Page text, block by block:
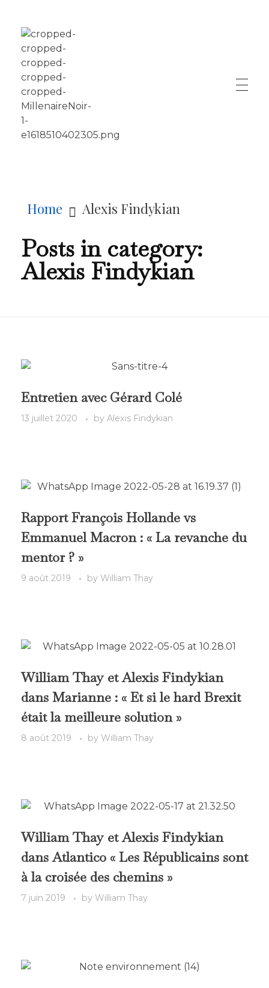
Home Alexis Findykian
Posts in category:
Alexis Findykian
Entretien avec Gérard Colé
13 juillet 2020 by Alexis Findykian
Rapport François Hollande vs
Emmanuel Macron : « La revanche du
mentor ? »
9 août 2019 by William Thay
William Thay et Alexis Findykian
dans Marianne : « Et si le hard Brexit
était la meilleure solution »
8 août 2019 by William Thay
William Thay et Alexis Findykian
dans Atlantico « Les Républicains sont
à la croisée des chemins »
7 juin 2019 by William Thay